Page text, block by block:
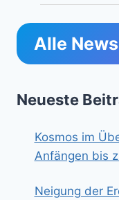
Alle News
Neueste
Kosmos im
Anfängen bis
Neigung der